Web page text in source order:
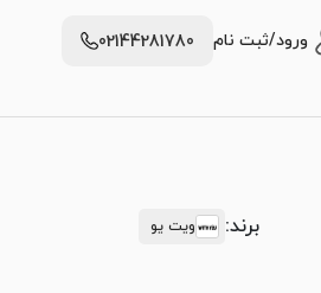
ورود/ثبت نام 02144281780
برند: ویت یو